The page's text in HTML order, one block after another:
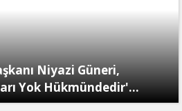
Niyazi Güneri,
Yok Hükmündedir'...